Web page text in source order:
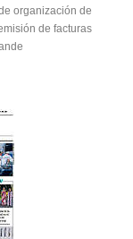
organización de
de facturas